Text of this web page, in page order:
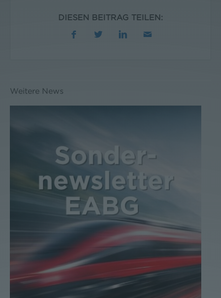
DIESEN BEITRAG TEILEN:
Weitere News